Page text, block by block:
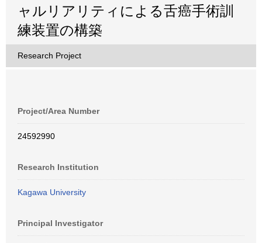
ャルリアリティによる舌癌手術訓
練装置の構築
Research Project
Project/Area Number
24592990
Research Institution
Kagawa University
Principal Investigator